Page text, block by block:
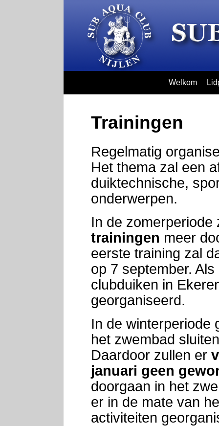
Welkom
Trainingen
Regelmatig
Het thema zal een
duiktechnische,
onderwerpen.
In de
trainingen meer
eerste training zal
op 7 september.
clubduiken in
georganiseerd.
In de winterperiode
het zwembad
Daardoor zullen er
januari geen
doorgaan in het
er in de mate van
activiteiten